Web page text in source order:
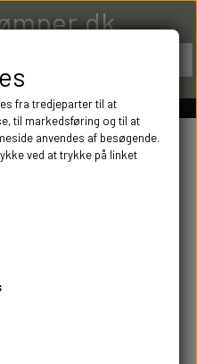
fra tredjeparter til at
til markedsføring og til at
anvendes af besøgende.
ved at trykke på linket